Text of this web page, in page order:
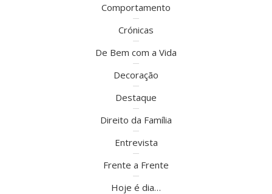
Comportamento
Crónicas
De Bem com a Vida
Decoração
Destaque
Direito da Família
Entrevista
Frente a Frente
Hoje é dia…